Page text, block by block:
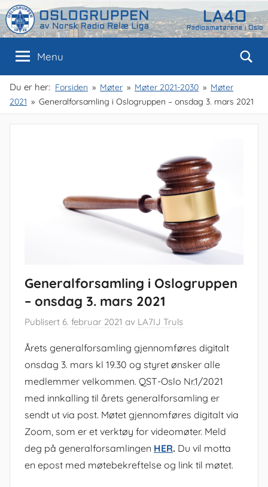
Skip
to
content
Oslogruppen
av
NRRL
Oslo
Menu
Du er her: Forsiden Møter Møter 2021-2030
Møter
2021
Generalforsamling i Oslogruppen – onsdag 3. mars 2021
Generalforsamling i Oslogruppen
– onsdag 3. mars 2021
Publisert 6. februar 2021 av LA7IJ Truls
Årets generalforsamling gjennomføres digitalt
onsdag 3. mars kl 19.30 og styret ønsker alle
medlemmer velkommen. QST-Oslo Nr.1/2021
med innkalling til årets generalforsamling er
sendt ut via post. Møtet gjennomføres digitalt via
Zoom, som er et verktøy for videomøter. Meld
deg på generalforsamlingen HER. Du vil motta
en epost med møtebekreftelse og link til møtet.